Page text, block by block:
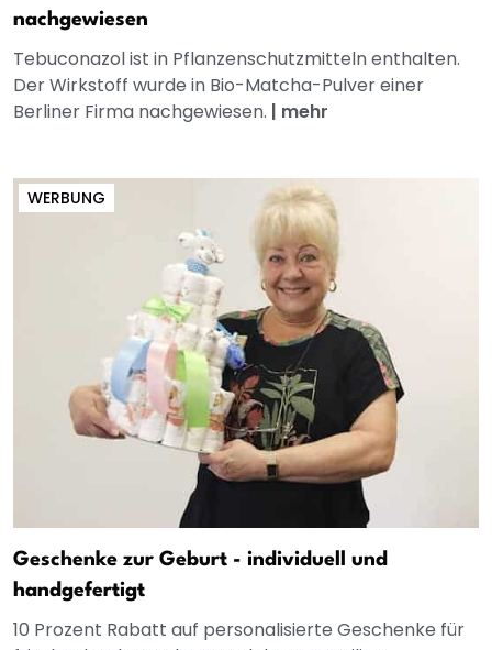
nachgewiesen
Tebuconazol ist in Pflanzenschutzmitteln enthalten.
Der Wirkstoff wurde in Bio-Matcha-Pulver einer
Berliner Firma nachgewiesen. | mehr
WERBUNG
Geschenke zur Geburt - individuell und
handgefertigt
10 Prozent Rabatt auf personalisierte Geschenke für